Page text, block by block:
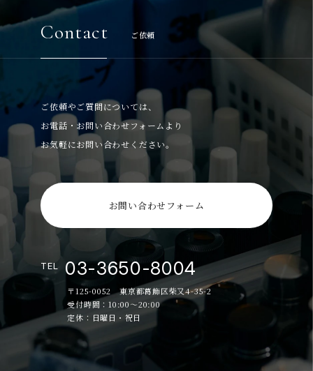
Contact ご依頼
ご依頼やご質問については、
お電話・お問い合わせフォームより
お気軽にお問い合わせください。
お問い合わせフォーム
TEL 03-3650-8004
〒125-0052 東京都葛飾区柴又4-35-2
受付時間：10:00～20:00
定休：日曜日・祝日